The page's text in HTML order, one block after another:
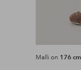
Malli on 176